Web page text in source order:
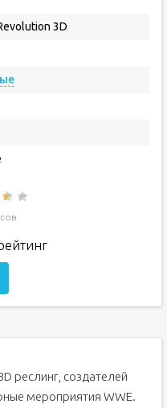
3D
реслинг, создателей
мероприятия WWE.